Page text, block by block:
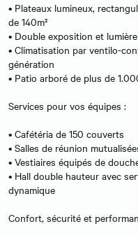
• Plateaux lumineux,
de 140m²
• Double exposition et
• Climatisation par ventilo-
génération
• Patio arboré de plus de
Services pour vos équipes :
• Cafétéria de 150 couverts
• Salles de réunion
• Vestiaires équipés de
• Hall double hauteur avec
dynamique
Confort, sécurité et